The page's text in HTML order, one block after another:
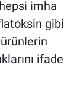
imha
gibi
ifade